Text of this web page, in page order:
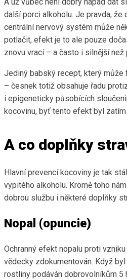
další porci alkoholu. Je pravda, že
centrální nervový systém může
potlačit, efekt je to ale pouze
znovu vrací – a často i silnější než
Jediný babský recept, který může
– česnek totiž obsahuje řadu
i epigeneticky působících
kocovinu, byť tento efekt byl zatím
A co doplňky
Hlavní prevencí kocoviny je tak
vypitého alkoholu. Kromě toho
dobrou službu i některé doplňky
Nopal (opuncie)
Ochranný efekt nopalu proti
vědecky zdokumentován. Když
rostliny podáván dobrovolníkům 5